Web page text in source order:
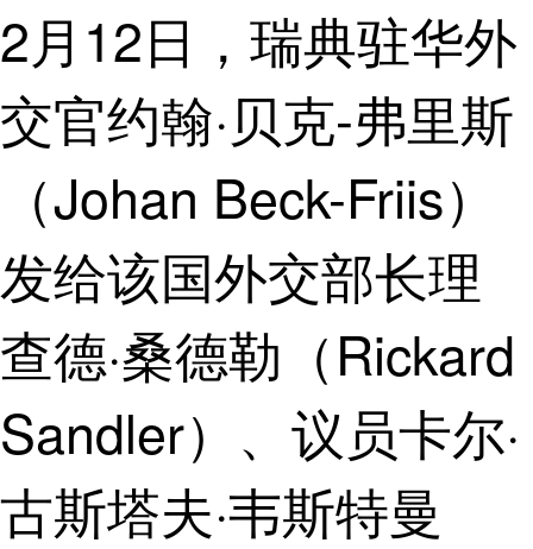
2月12日，瑞典驻华外
交官约翰·贝克-弗里斯
（Johan Beck-Friis）
发给该国外交部长理
查德·桑德勒（Rickard
Sandler）、议员卡尔·
古斯塔夫·韦斯特曼